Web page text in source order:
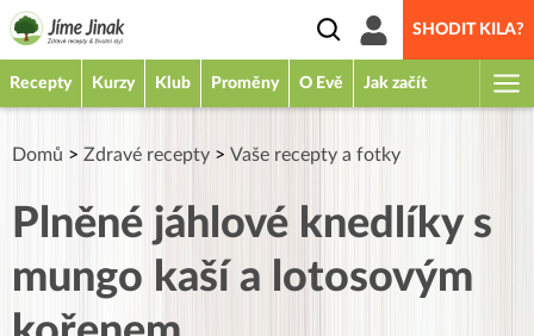
SHODIT KILA?
Recepty Kurzy Klub Proměny O Evě Jak začít
Domů > Zdravé recepty > Vaše recepty a fotky
Plněné jáhlové knedlíky s
mungo kaší a lotosovým